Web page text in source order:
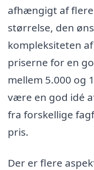
afhængigt af
størrelse, den
kompleksiteten
priserne for en
mellem 5.000 og
være en god idé
fra forskellige
pris.
Der er flere